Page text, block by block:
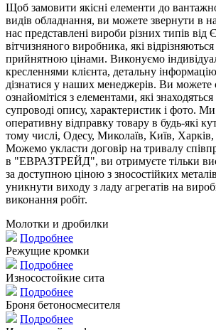
Щоб замовити якісні елементи до
видів обладнання, ви можете звернути в
нас представлені вироби різних типів від
вітчизняного виробника, які
прийнятною цінами. Виконуємо
кресленнями клієнта, детальну
дізнатися у наших менеджерів. Ви можете
ознайомітіся з елементами, які знаходяться
супроводі опису, характеристик і фото.
оперативну відправку товару в будь-які
тому числі, Одесу, Миколаїв, Київ, Харків,
Можемо укласти договір на тривалу
в "ЕВРАЗТРЕЙД", ви отримуєте тільки
за доступною ціною з зносостійких
уникнути виходу з ладу агрегатів на
виконання робіт.
Молотки и дробилки
Подробнее
Режущие кромки
Подробнее
Износостойкие сита
Подробнее
Броня бетоносмесителя
Подробнее